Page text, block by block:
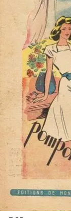
CRÉER